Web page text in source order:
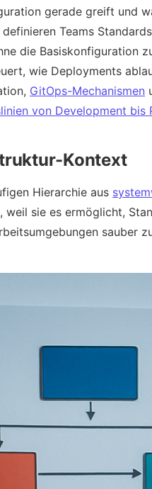
gerade greift und
Teams
die Basiskonfiguration
wie Deployments
GitOps-Mechanismen
von Development bis
Kontext
Hierarchie aus
sie es ermöglicht,
sauber